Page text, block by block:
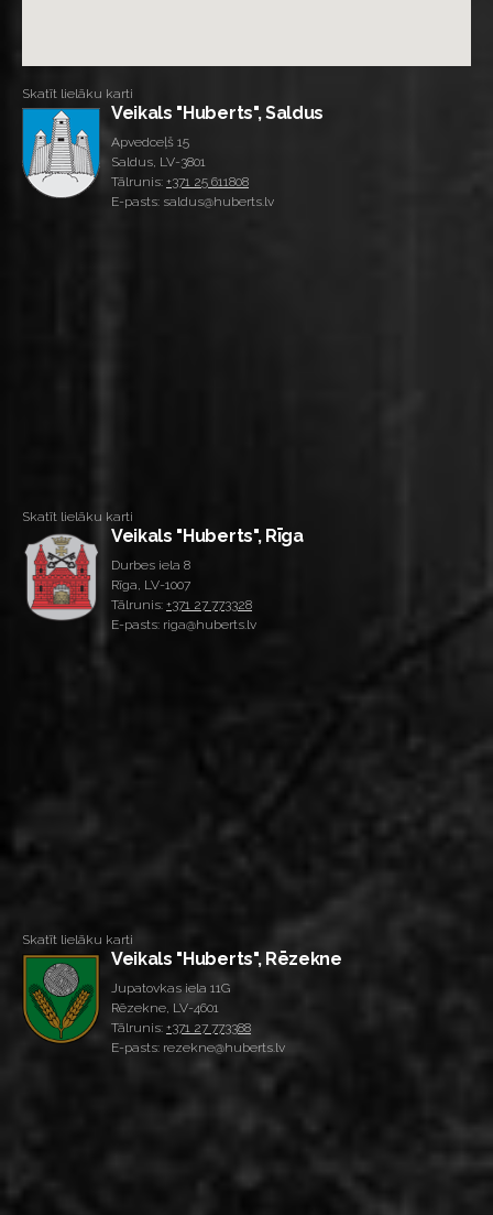
Skatīt lielāku karti
Veikals "Huberts", Saldus
Apvedceļš 15
Saldus, LV-3801
Tālrunis: +371 25 611808
E-pasts: saldus@huberts.lv
Skatīt lielāku karti
Veikals "Huberts", Rīga
Durbes iela 8
Rīga, LV-1007
Tālrunis: +371 27 773328
E-pasts: riga@huberts.lv
Skatīt lielāku karti
Veikals "Huberts", Rēzekne
Jupatovkas iela 11G
Rēzekne, LV-4601
Tālrunis: +371 27 773388
E-pasts: rezekne@huberts.lv